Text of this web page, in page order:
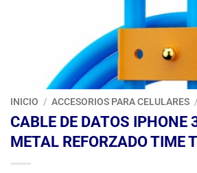
INICIO / ACCESORIOS PARA CELULARES /
CABLE DE DATOS IPHONE
METAL REFORZADO TIME